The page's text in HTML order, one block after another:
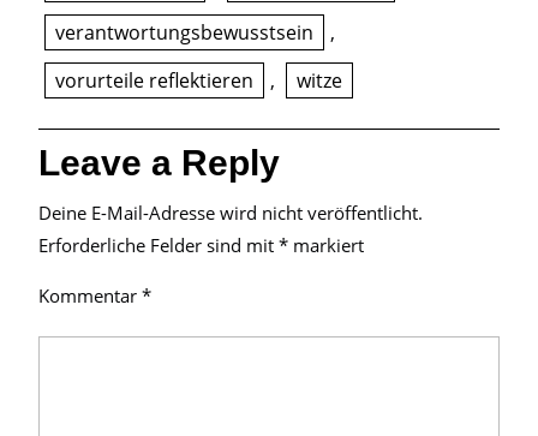
verantwortungsbewusstsein
,
vorurteile reflektieren
, witze
Leave a Reply
Deine E-Mail-Adresse wird nicht veröffentlicht.
Erforderliche Felder sind mit * markiert
Kommentar *